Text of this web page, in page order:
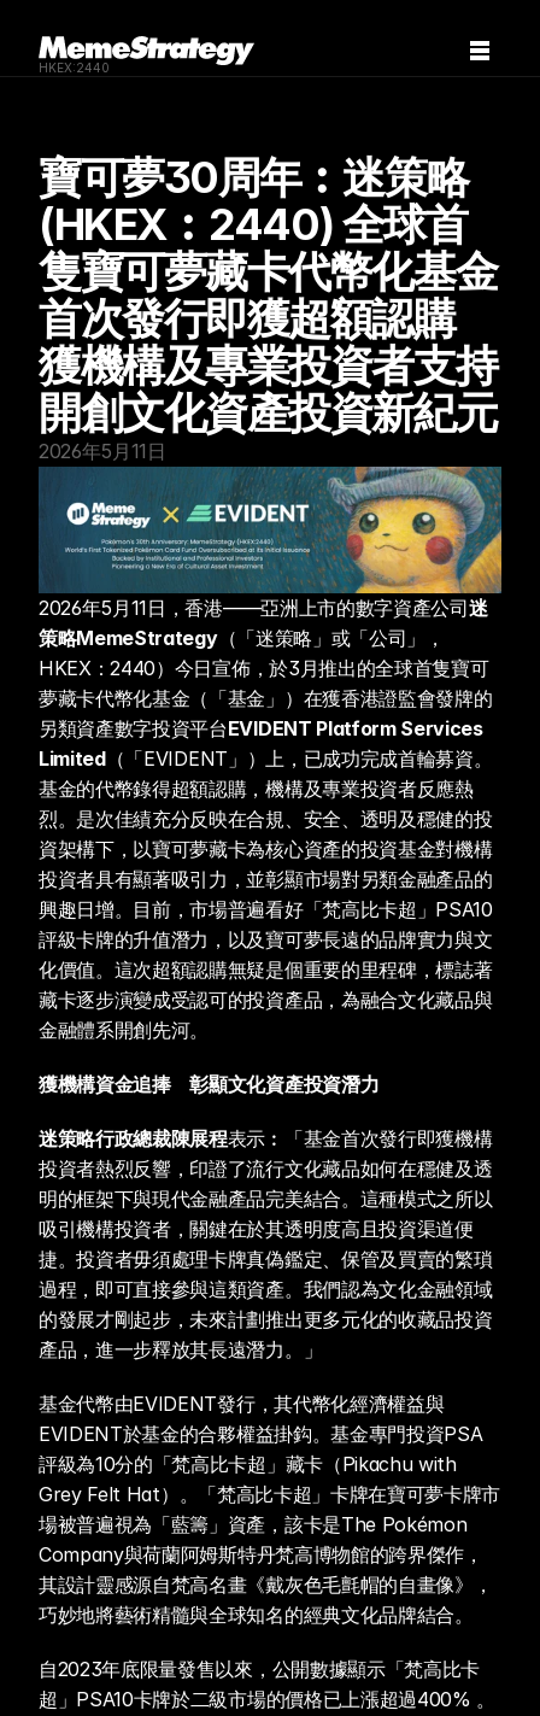
寶可夢30周年︰迷策略
(HKEX︰2440) 全球首
隻寶可夢藏卡代幣化基金
首次發行即獲超額認購
獲機構及專業投資者支持
開創文化資產投資新紀元
2026年5月11日
2026年5月11日，香港——亞洲上市的數字資產公司迷
策略MemeStrategy（「迷策略」或「公司」，
HKEX：2440）今日宣佈，於3月推出的全球首隻寶可
夢藏卡代幣化基金（「基金」）在獲香港證監會發牌的
另類資產數字投資平台EVIDENT Platform Services
Limited（「EVIDENT」）上，已成功完成首輪募資。
基金的代幣錄得超額認購，機構及專業投資者反應熱
烈。是次佳績充分反映在合規、安全、透明及穩健的投
資架構下，以寶可夢藏卡為核心資產的投資基金對機構
投資者具有顯著吸引力，並彰顯市場對另類金融產品的
興趣日增。目前，市場普遍看好「梵高比卡超」PSA10
評級卡牌的升值潛力，以及寶可夢長遠的品牌實力與文
化價值。這次超額認購無疑是個重要的里程碑，標誌著
藏卡逐步演變成受認可的投資產品，為融合文化藏品與
金融體系開創先河。
獲機構資金追捧　彰顯文化資產投資潛力
迷策略行政總裁陳展程表示︰「基金首次發行即獲機構
投資者熱烈反響，印證了流行文化藏品如何在穩健及透
明的框架下與現代金融產品完美結合。這種模式之所以
吸引機構投資者，關鍵在於其透明度高且投資渠道便
捷。投資者毋須處理卡牌真偽鑑定、保管及買賣的繁瑣
過程，即可直接參與這類資產。我們認為文化金融領域
的發展才剛起步，未來計劃推出更多元化的收藏品投資
產品，進一步釋放其長遠潛力。」
基金代幣由EVIDENT發行，其代幣化經濟權益與
EVIDENT於基金的合夥權益掛鈎。基金專門投資PSA
評級為10分的「梵高比卡超」藏卡（Pikachu with
Grey Felt Hat）。「梵高比卡超」卡牌在寶可夢卡牌市
場被普遍視為「藍籌」資產，該卡是The Pokémon
Company與荷蘭阿姆斯特丹梵高博物館的跨界傑作，
其設計靈感源自梵高名畫《戴灰色毛氈帽的自畫像》，
巧妙地將藝術精髓與全球知名的經典文化品牌結合。
自2023年底限量發售以來，公開數據顯示「梵高比卡
超」PSA10卡牌於二級市場的價格已上漲超過400% 。
HKEX:2440